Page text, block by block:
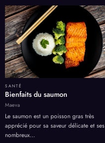
SANTÉ
Bienfaits du saumon
Maeva
Le saumon est un poisson gras très
apprécié pour sa saveur délicate et ses
nombreux…